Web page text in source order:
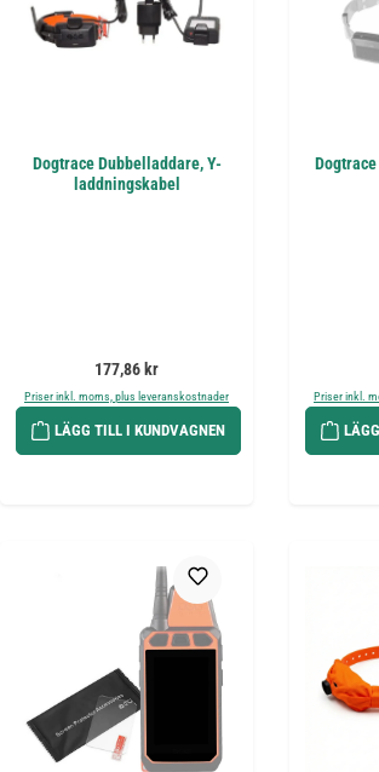
Dogtrace Dubbelladdare, Y-
laddningskabel
Ordinarie pris:
177,86 kr
Priser inkl. moms, plus leveranskostnader
LÄGG TILL I KUNDVAGNEN
Priser inkl.